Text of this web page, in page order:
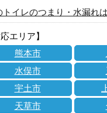
トイレのつまり・水漏れ
応エリア】
熊本市
水俣市
宇土市
天草市